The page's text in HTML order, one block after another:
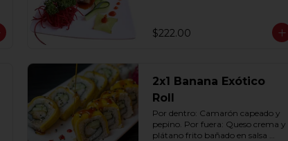
anguila (10 pzas. por rollo).
$222.00
2x1 Banana Exótico
Roll
Por dentro: Camarón capeado y
pepino. Por fuera: Queso crema y
plátano frito bañado en salsa